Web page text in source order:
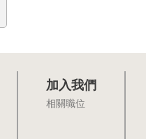
加入我們
相關職位